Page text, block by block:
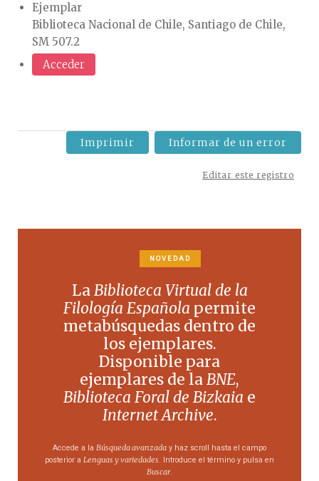
Ejemplar
Biblioteca Nacional de Chile, Santiago de Chile,
SM 507.2
Acceder
Imprimir Informar de un error
Editar este registro
NOVEDAD
LaBiblioteca Virtual de la
Filología Española permite
metabúsquedas dentro de
los ejemplares.
Disponible para
ejemplares de laBNE,
Biblioteca Foral de Bizkaia e
Internet Archive.
Accede a la Búsqueda avanzada y haz scroll hasta el campo
posterior a Lenguas y variedades . Introduce el término y pulsa en
Buscar.